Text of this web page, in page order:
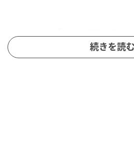
MAXWIN「DA-MED02」
続きを読む